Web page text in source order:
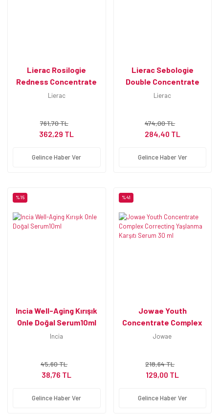
Lierac Rosilogie
Redness Concentrate
Kızarıklık Giderici Gece
Lierac
761,70 TL
362,29 TL
Gelince Haber Ver
Lierac Sebologie
Double Concentrate
Gece Gündüz Serumu 30
Lierac
474,00 TL
284,40 TL
Gelince Haber Ver
%15
Incia Well-Aging Kırışık
Onle Doğal Serum10ml
Incia
45,60 TL
38,76 TL
Gelince Haber Ver
%41
Jowae Youth
Concentrate Complex
Correcting Yaşlanma
Jowae
218,64 TL
129,00 TL
Gelince Haber Ver